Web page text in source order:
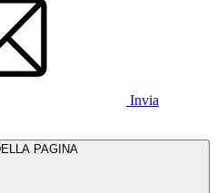
Invia
PAGINA